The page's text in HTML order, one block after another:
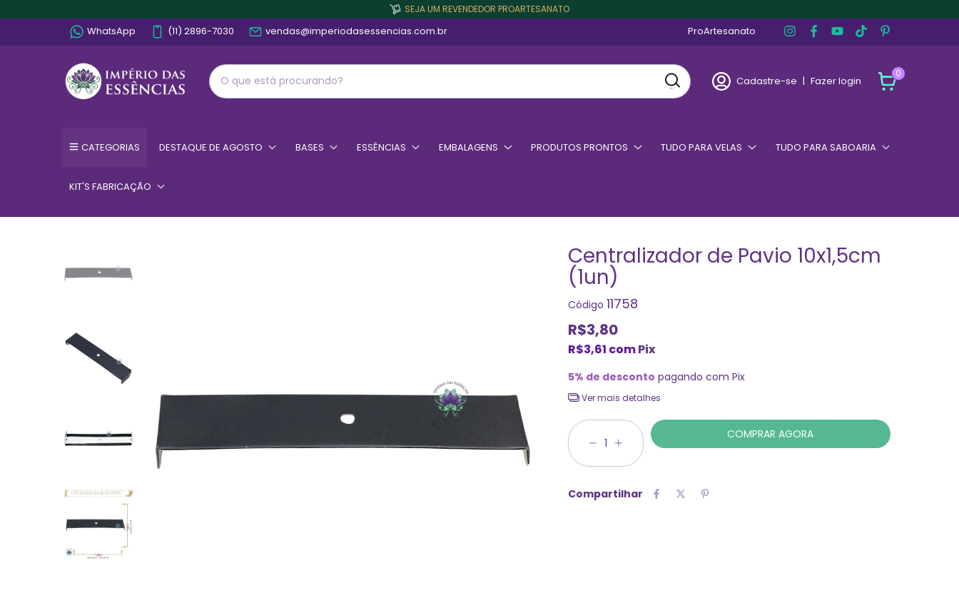
SEJA UM REVENDEDOR PROARTESANATO
WhatsApp (11) 2896-7030 vendas@imperiodasessencias.com.br ProArtesanato
Cadastre-se | Fazer login
0
CATEGORIAS DESTAQUE DE AGOSTO BASES ESSÊNCIAS EMBALAGENS PRODUTOS PRONTOS TUDO PARA VELAS TUDO PARA SABOARIA
KIT'S FABRICAÇÃO
Centralizador de Pavio 10x1,5cm
(1un)
Código 11758
R$3,80
R$3,61 comPix
5% de desconto pagando com Pix
Ver mais detalhes
Compartilhar